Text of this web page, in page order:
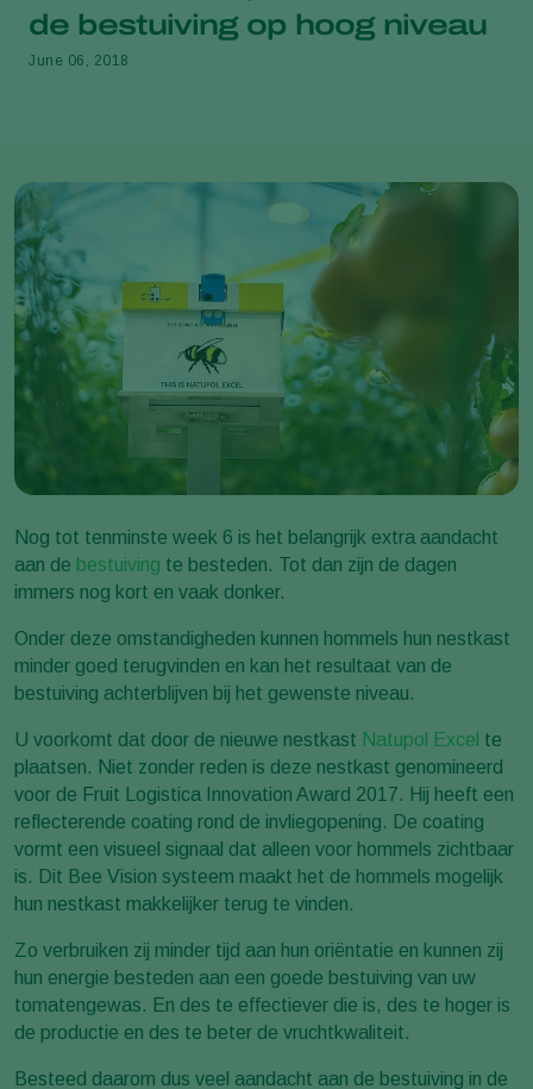
de bestuiving op hoog niveau
June 06, 2018
Nog tot tenminste week 6 is het belangrijk extra aandacht
aan de bestuiving te besteden. Tot dan zijn de dagen
immers nog kort en vaak donker.
Onder deze omstandigheden kunnen hommels hun nestkast
minder goed terugvinden en kan het resultaat van de
bestuiving achterblijven bij het gewenste niveau.
U voorkomt dat door de nieuwe nestkast Natupol Excel te
plaatsen. Niet zonder reden is deze nestkast genomineerd
voor de Fruit Logistica Innovation Award 2017. Hij heeft een
reflecterende coating rond de invliegopening. De coating
vormt een visueel signaal dat alleen voor hommels zichtbaar
is. Dit Bee Vision systeem maakt het de hommels mogelijk
hun nestkast makkelijker terug te vinden.
Zo verbruiken zij minder tijd aan hun oriëntatie en kunnen zij
hun energie besteden aan een goede bestuiving van uw
tomatengewas. En des te effectiever die is, des te hoger is
de productie en des te beter de vruchtkwaliteit.
Besteed daarom dus veel aandacht aan de bestuiving in de